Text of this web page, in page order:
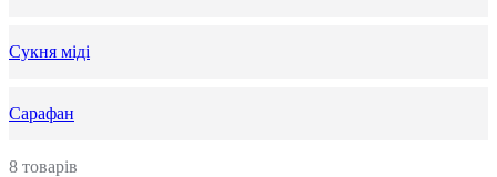
Сукня міді
Сарафан
8 товарів